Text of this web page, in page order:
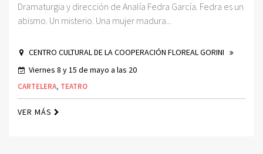
Dramaturgia y dirección de Analía Fedra García. Fedra es un
abismo. Un misterio. Una mujer madura...
CENTRO CULTURAL DE LA COOPERACIÓN FLOREAL GORINI
Viernes 8 y 15 de mayo a las 20
CARTELERA, TEATRO
VER MÁS